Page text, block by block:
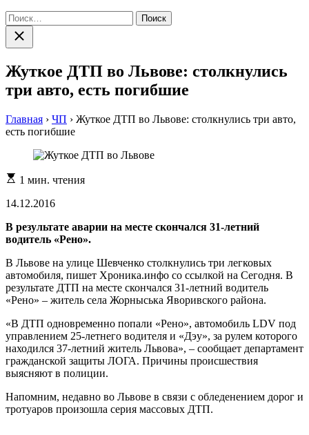
Найти:
Закрыть
поиск
Жуткое ДТП во Львове: столкнулись
три авто, есть погибшие
Главная › ЧП › Жуткое ДТП во Львове: столкнулись три авто,
есть погибшие
Расчетное
чтения
1 мин. чтения
14.12.2016
В результате аварии на месте скончался 31-летний
водитель «Рено».
В Львове на улице Шевченко столкнулись три легковых
автомобиля, пишет Хроника.инфо со ссылкой на Сегодня. В
результате ДТП на месте скончался 31-летний водитель
«Рено» – житель села Жорныська Яворивского района.
«В ДТП одновременно попали «Рено», автомобиль LDV под
управлением 25-летнего водителя и «Дэу», за рулем которого
находился 37-летний житель Львова», – сообщает департамент
гражданской защиты ЛОГА. Причины происшествия
выясняют в полиции.
Напомним, недавно во Львове в связи с обледенением дорог и
тротуаров произошла серия массовых ДТП.